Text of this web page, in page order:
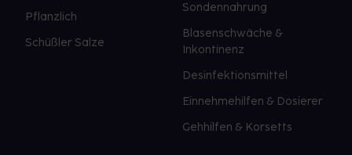
Pflanzlich
Schüßler Salze
Sondennahrung
Blasenschwäche &
Inkontinenz
Desinfektionsmittel
Einnehmehilfen & Dosierer
Gehhilfen & Korsetts